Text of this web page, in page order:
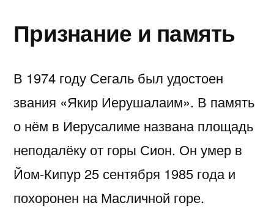
Признание и память
В 1974 году Сегаль был удостоен
звания «Якир Иерушалаим». В память
о нём в Иерусалиме названа площадь
неподалёку от горы Сион. Он умер в
Йом-Кипур 25 сентября 1985 года и
похоронен на Масличной горе.